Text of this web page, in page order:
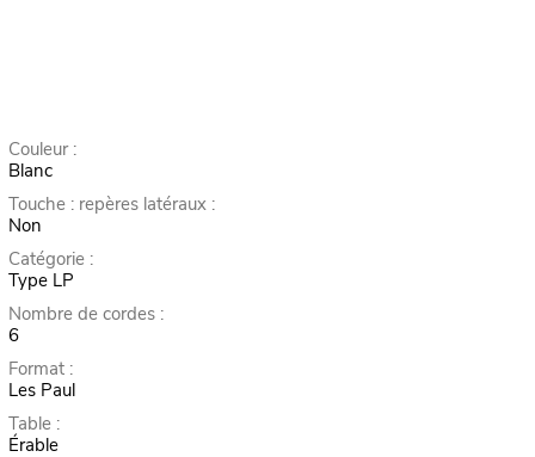
Couleur :
Blanc
Touche : repères latéraux :
Non
Catégorie :
Type LP
Nombre de cordes :
6
Format :
Les Paul
Table :
Érable